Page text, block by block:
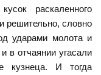
раскаленного
решительно, словно
ударами молота и
в отчаянии угасали
кузнеца. И тогда